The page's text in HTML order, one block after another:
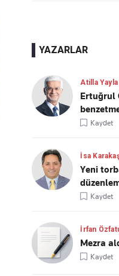
YAZARLAR
Atilla Yayla
Ertuğrul
Kaydet
İsa
Yeni
Kaydet
İrfan
Mezra
Kaydet